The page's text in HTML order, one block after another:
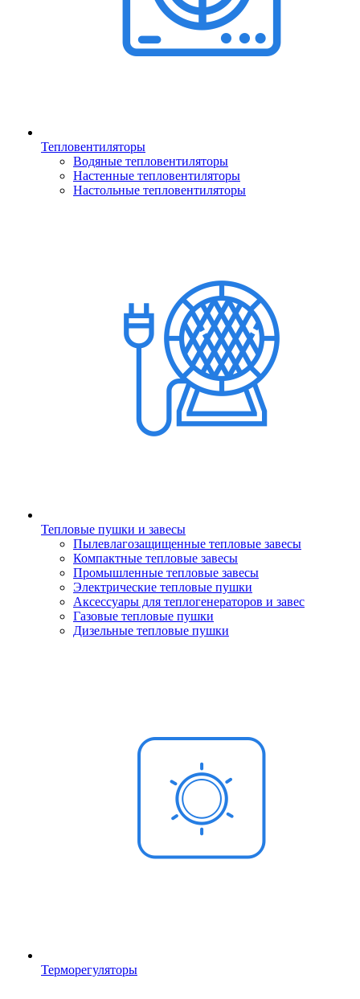
Тепловентиляторы
Водяные тепловентиляторы
Настенные тепловентиляторы
Настольные тепловентиляторы
Тепловые пушки и завесы
Пылевлагозащищенные тепловые завесы
Компактные тепловые завесы
Промышленные тепловые завесы
Электрические тепловые пушки
Аксессуары для теплогенераторов и завес
Газовые тепловые пушки
Дизельные тепловые пушки
Терморегуляторы